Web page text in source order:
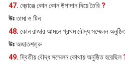
47. ব্রোঞ্জে কোন কোন উপাদান দিয়ে তৈরি ?
উঃতামা ও টিন
48. কোন রাজার আমলে প্রথম বৌদ্ধ সম্মেলন
উঃঅজাতশত্রু
49. দ্বিতীয় বৌদ্ধ সম্মেলন কোথায় অনুষ্ঠিত হয়েছিল